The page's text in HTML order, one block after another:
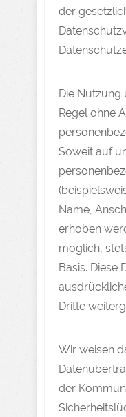
der
Die Nutzung
Regel ohne
Soweit auf
Name,
erhoben
möglich,
Basis. Diese
Dritte
Wir weisen
der